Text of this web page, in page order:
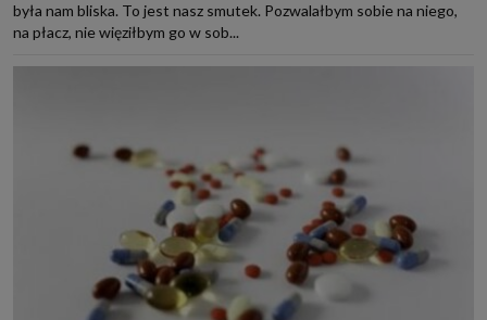
była nam bliska. To jest nasz smutek. Pozwalałbym sobie na niego,
na płacz, nie więziłbym go w sob...